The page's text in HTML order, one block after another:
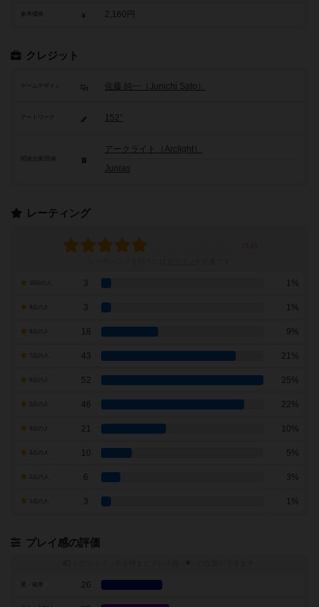
参考価格 2,160円
クレジット
ゲームデザイン 佐藤 純一（Junichi Sato）
アートワーク 152°
アークライト（Arclight）
Junias
レーティング
3 1%
3 1%
18 9%
7点の人 43 21%
52 25%
46 22%
21 10%
10 5%
6 3%
3 1%
プレイ感の評価
※
26